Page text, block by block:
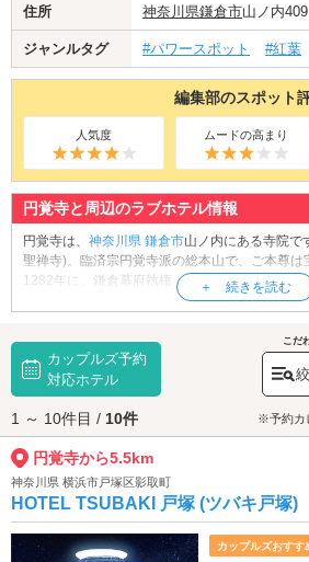
住所 神奈川県鎌倉市山ノ内409
ジャンルタグ #パワースポット #紅葉
編集部のスポット
人気度 ムードの高まり
円覚寺と周辺のラブホテル情報
円覚寺は、 神奈川県 鎌倉市山ノ内にある寺院で
聖禅寺)。臨済宗円覚寺派の総本山で、ご本尊
1282年に、鎌倉幕府執権・北条時宗が、元寇の
僧・無学祖元を招いて創建しました。境内には
修行をするための道場があり、週末には一般参
実施されています。夏目漱石や島崎藤村など、
れている円覚寺の坐禅会に、おふたりでチャレ
すめの参拝時期は紅葉が見頃を迎える秋です。
円覚寺へは、 大船・鎌倉エリアのラブホテル、
のラブホテルからもアクセスが便利です。
カップルズ予約
対応ホテル
こだ
1 ～ 10件目 / 10件 ※予約カ
円覚寺から5.5km
神奈川県 横浜市戸塚区影取町
HOTEL TSUBAKI 戸塚 (ツバキ戸塚)
カップルズおすす